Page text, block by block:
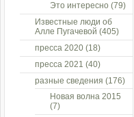
Это интересно (79)
Известные люди об
Алле Пугачевой (405)
пресса 2020 (18)
пресса 2021 (40)
разные сведения (176)
Новая волна 2015
(7)